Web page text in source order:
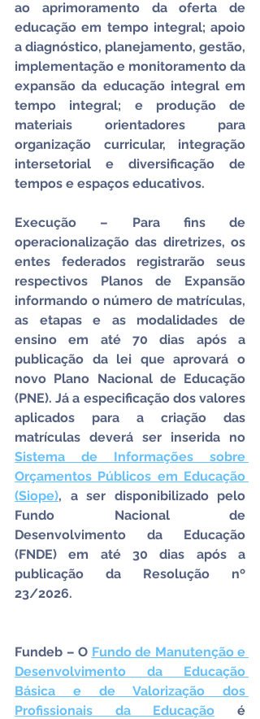
ao aprimoramento da oferta de
educação em tempo integral; apoio
a diagnóstico, planejamento, gestão,
implementação e monitoramento da
expansão da educação integral em
tempo integral; e produção de
materiais orientadores para
organização curricular, integração
intersetorial e diversificação de
tempos e espaços educativos.
Execução – Para fins de
operacionalização das diretrizes, os
entes federados registrarão seus
respectivos Planos de Expansão
informando o número de matrículas,
as etapas e as modalidades de
ensino em até 70 dias após a
publicação da lei que aprovará o
novo Plano Nacional de Educação
(PNE). Já a especificação dos valores
aplicados para a criação das
Sistema de Informações sobre
Orçamentos Públicos em Educação
(Siope), a ser disponibilizado pelo
Fundo Nacional de
Desenvolvimento da Educação
(FNDE) em até 30 dias após a
publicação da Resolução nº
23/2026.
Fundeb – O Fundo de Manutenção e
Desenvolvimento da Educação
Básica e de Valorização dos
Profissionais da Educação é